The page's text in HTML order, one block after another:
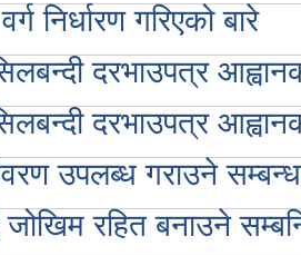
निर्धारण गरिएको बारे
दरभाउपत्र
दरभाउपत्र
उपलब्ध गराउने
रहित बनाउने